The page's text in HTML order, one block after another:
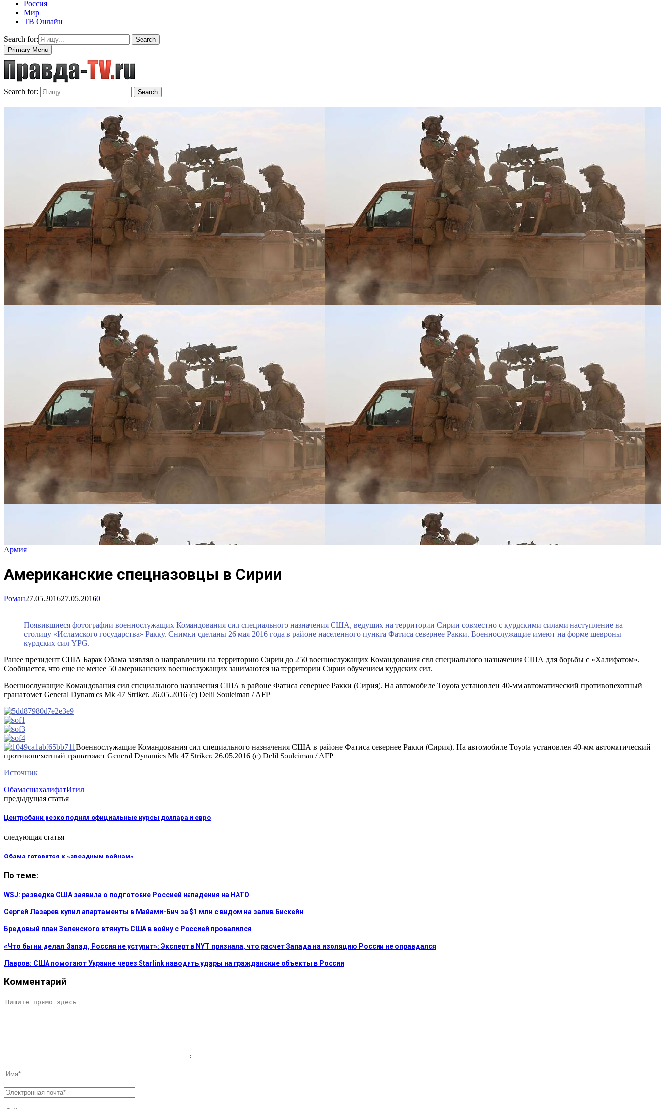
Россия
Мир
ТВ Онлайн
Search for:
Search
Primary Menu
Search for: Search
Армия
Американские спецназовцы в Сирии
Роман27.05.201627.05.20160
Появившиеся фотографии военнослужащих Командования сил специального назначения США, ведущих на территории Сирии совместно с курдскими силами наступление на
столицу «Исламского государства» Ракку. Снимки сделаны 26 мая 2016 года в районе населенного пункта Фатиса севернее Ракки. Военнослужащие имеют на форме шевроны
курдских сил YPG.
Ранее президент США Барак Обама заявлял о направлении на территорию Сирии до 250 военнослужащих Командования сил специального назначения США для борьбы с «Халифатом».
Сообщается, что еще не менее 50 американских военнослужащих занимаются на территории Сирии обучением курдских сил.
Военнослужащие Командования сил специального назначения США в районе Фатиса севернее Ракки (Сирия). На автомобиле Toyota установлен 40-мм автоматический противопехотный
гранатомет General Dynamics Mk 47 Striker. 26.05.2016 (с) Delil Souleiman / AFP
Военнослужащие Командования сил специального назначения США в районе Фатиса севернее Ракки (Сирия). На автомобиле Toyota установлен 40-мм автоматический
противопехотный гранатомет General Dynamics Mk 47 Striker. 26.05.2016 (с) Delil Souleiman / AFP
Источник
ОбамасшахалифатИгил
предыдущая статья
Центробанк резко поднял официальные курсы доллара и евро
следующая статья
Обама готовится к «звездным войнам»
По теме:
WSJ: разведка США заявила о подготовке Россией нападения на НАТО
Сергей Лазарев купил апартаменты в Майами-Бич за $1 млн с видом на залив Бискейн
Бредовый план Зеленского втянуть США в войну с Россией провалился
«Что бы ни делал Запад, Россия не уступит»: Эксперт в NYT признала, что расчет Запада на изоляцию России не оправдался
Лавров: США помогают Украине через Starlink наводить удары на гражданские объекты в России
Комментарий